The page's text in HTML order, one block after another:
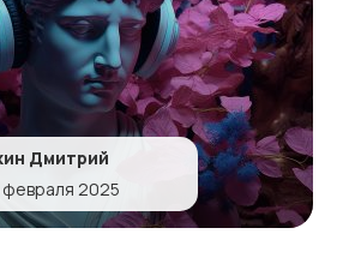
Дмитрий
2025